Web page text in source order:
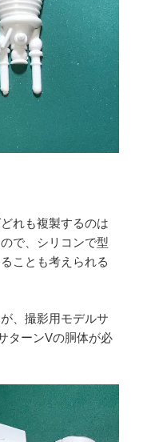
れも複製するのは
で、シリコンで型
ことも考えられる
、撮影用モデルサ
ターンVの胴体が必